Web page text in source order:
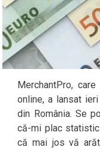
MerchantPro,
online, a lansat
din România. Se
că-mi plac
că mai jos vă